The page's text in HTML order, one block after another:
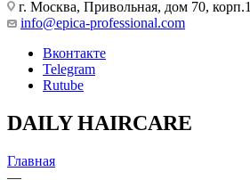
г. Москва, Привольная, дом 70, корп.1
info@epica-professional.com
Вконтакте
Telegram
Rutube
DAILY HAIRCARE
Главная
—